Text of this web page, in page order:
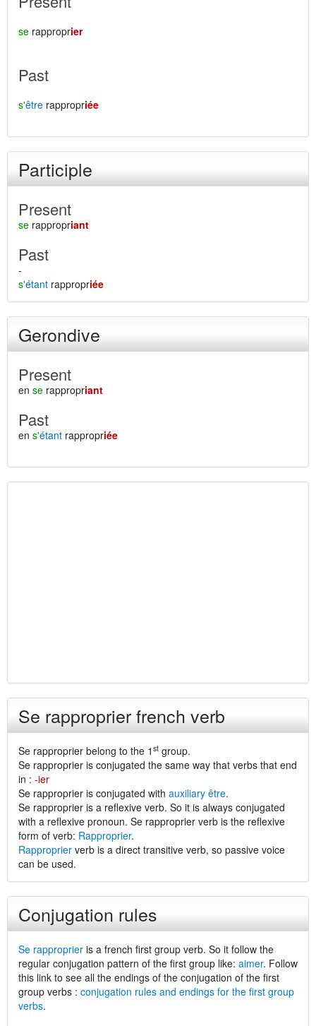
se rapproprier
Past
s'être rappropriée
Participle
Present
se rappropriant
Past
-
s'étant rappropriée
Gerondive
Present
en se rappropriant
Past
en s'étant rappropriée
Se rapproprier french verb
Se rapproprier belong to the 1 st group.
Se rapproprier is conjugated the same way that verbs that end
in : -ier
Se rapproprier is conjugated with auxiliary être.
Se rapproprier is a reflexive verb. So it is always conjugated
with a reflexive pronoun. Se rapproprier verb is the reflexive
form of verb: Rapproprier.
Rapproprier verb is a direct transitive verb, so passive voice
can be used.
Conjugation rules
Se rapproprier is a french first group verb. So it follow the
regular conjugation pattern of the first group like: aimer. Follow
this link to see all the endings of the conjugation of the first
group verbs : conjugation rules and endings for the first group
verbs.